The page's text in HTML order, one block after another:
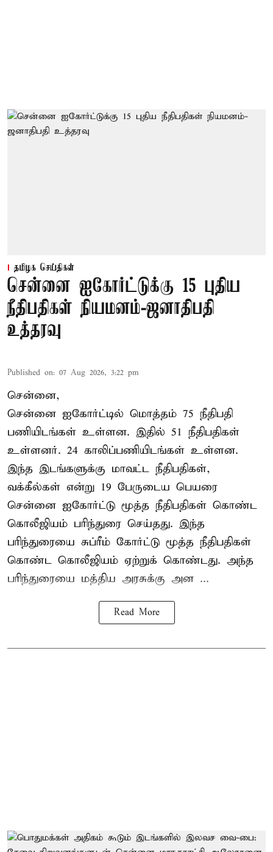
தமிழக செய்திகள்
சென்னை ஐகோர்ட்டுக்கு 15 புதிய
நீதிபதிகள் நியமனம்-ஜனாதிபதி
உத்தரவு
Published on: 07 Aug 2026, 3:22 pm
சென்னை,
சென்னை ஐகோர்ட்டில் மொத்தம் 75 நீதிபதி
பணியிடங்கள் உள்ளன. இதில் 51 நீதிபதிகள்
உள்ளனர். 24 காலிப்பணியிடங்கள் உள்ளன.
இந்த இடங்களுக்கு மாவட்ட நீதிபதிகள்,
வக்கீல்கள் என்று 19 பேருடைய பெயரை
சென்னை ஐகோர்ட்டு மூத்த நீதிபதிகள் கொண்ட
கொலீஜியம் பரிந்துரை செய்தது. இந்த
பரிந்துரையை சுப்ரீம் கோர்ட்டு மூத்த நீதிபதிகள்
கொண்ட கொலீஜியம் ஏற்றுக் கொண்டது. அந்த
பரிந்துரையை மத்திய அரசுக்கு அன ...
Read More